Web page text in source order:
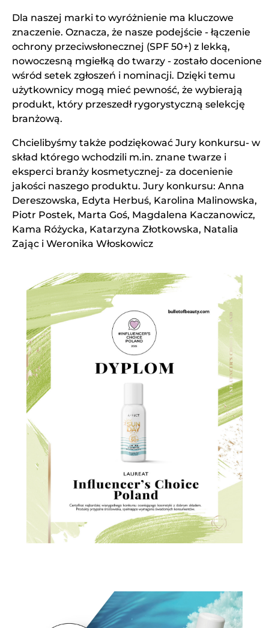
Dla naszej marki to wyróżnienie ma kluczowe
znaczenie. Oznacza, że nasze podejście - łączenie
ochrony przeciwsłonecznej (SPF 50+) z lekką,
nowoczesną mgiełką do twarzy - zostało docenione
wśród setek zgłoszeń i nominacji. Dzięki temu
użytkownicy mogą mieć pewność, że wybierają
produkt, który przeszedł rygorystyczną selekcję
branżową.
Chcielibyśmy także podziękować Jury konkursu- w
skład którego wchodzili m.in. znane twarze i
eksperci branży kosmetycznej- za docenienie
jakości naszego produktu. Jury konkursu: Anna
Dereszowska, Edyta Herbuś, Karolina Malinowska,
Piotr Postek, Marta Goś, Magdalena Kaczanowicz,
Kama Różycka, Katarzyna Złotkowska, Natalia
Zając i Weronika Włoskowicz